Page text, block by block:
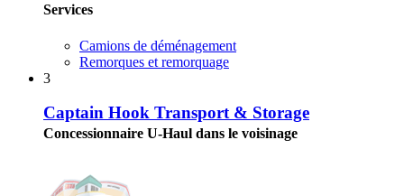
Services
Camions de déménagement
Remorques et remorquage
3
Captain Hook Transport & Storage
Concessionnaire U-Haul dans le voisinage